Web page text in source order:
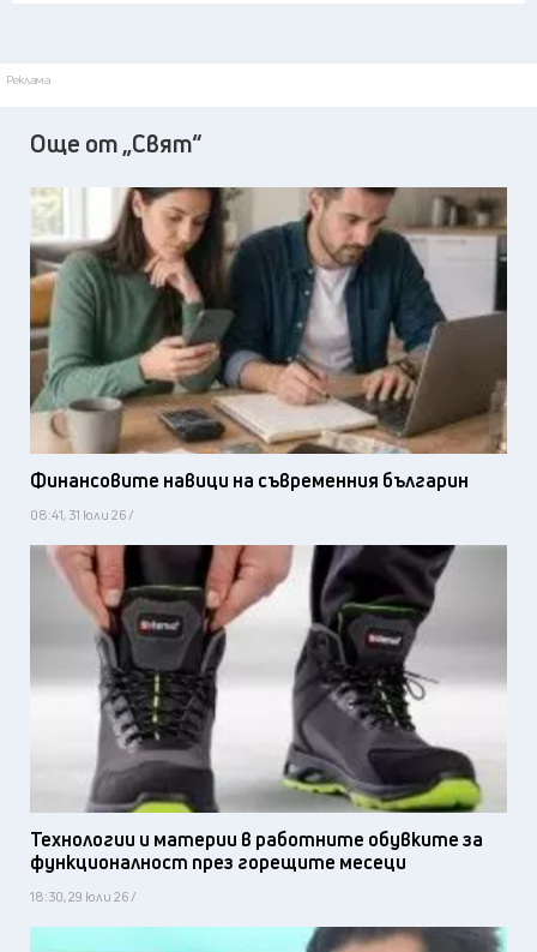
Реклама
Още от „Свят“
Финансовите навици на съвременния българин
08:41, 31 юли 26 /
Технологии и материи в работните обувките за
функционалност през горещите месеци
18:30, 29 юли 26 /